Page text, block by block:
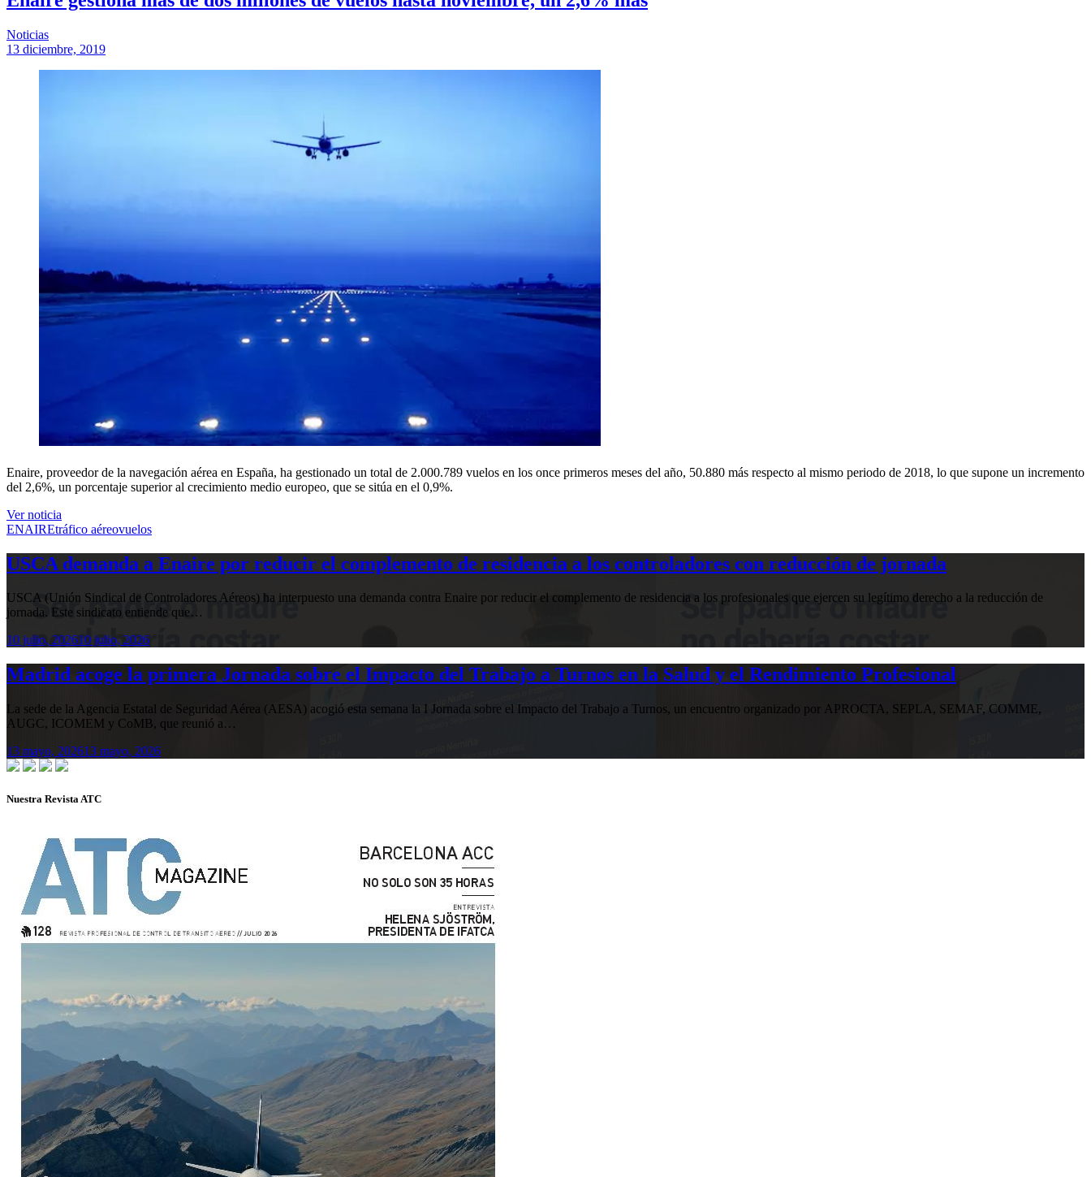
Noticias
13 diciembre, 2019
Enaire, proveedor de la navegación aérea en España, ha gestionado un total de 2.000.789 vuelos en los once primeros meses del año, 50.880 más respecto al mismo periodo de 2018, lo que supone un incremento
del 2,6%, un porcentaje superior al crecimiento medio europeo, que se sitúa en el 0,9%.
Ver noticia
ENAIREtráfico aéreovuelos
USCA demanda a Enaire por reducir el complemento de residencia a los controladores con reducción de jornada
USCA (Unión Sindical de Controladores Aéreos) ha interpuesto una demanda contra Enaire por reducir el complemento de residencia a los profesionales que ejercen su legítimo derecho a la reducción de
jornada. Este sindicato entiende que…
10 julio, 202610 julio, 2026
Madrid acoge la primera Jornada sobre el Impacto del Trabajo a Turnos en la Salud y el Rendimiento Profesional
La sede de la Agencia Estatal de Seguridad Aérea (AESA) acogió esta semana la I Jornada sobre el Impacto del Trabajo a Turnos, un encuentro organizado por APROCTA, SEPLA, SEMAF, COMME,
AUGC, ICOMEM y CoMB, que reunió a…
13 mayo, 202613 mayo, 2026
Nuestra Revista ATC